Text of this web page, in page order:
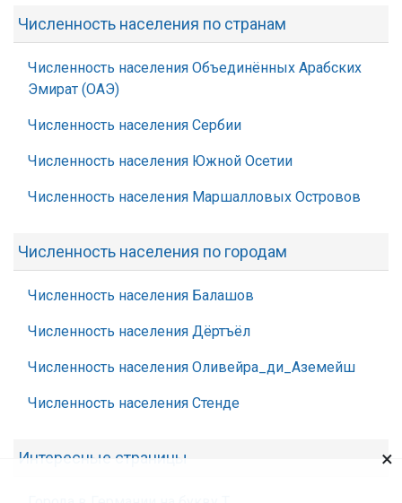
Численность населения по странам
Численность населения Объединённых Арабских
Эмират (ОАЭ)
Численность населения Сербии
Численность населения Южной Осетии
Численность населения Маршалловых Островов
Численность населения по городам
Численность населения Балашов
Численность населения Дёртъёл
Численность населения Оливейра_ди_Аземейш
Численность населения Стенде
Интересные страницы ×